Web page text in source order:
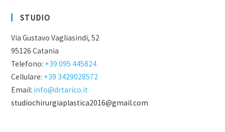
STUDIO
Via Gustavo Vagliasindi, 52
95126 Catania
Telefono: +39 095 445824
Cellulare: +39 3429028572
Email: info@drtarico.it
studiochirurgiaplastica2016@gmail.com